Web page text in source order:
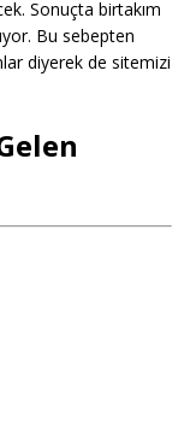
Sonuçta birtakım
Bu sebepten
diyerek de sitemizi